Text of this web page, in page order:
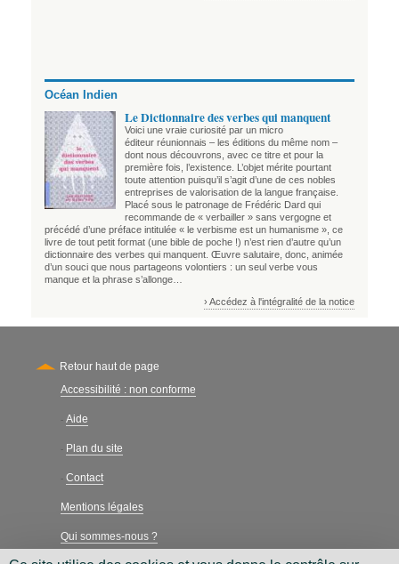
Océan Indien
Le Dictionnaire des verbes qui manquent
Voici une vraie curiosité par un micro
éditeur réunionnais – les éditions du même nom –
dont nous découvrons, avec ce titre et pour la
première fois, l’existence. L’objet mérite pourtant
toute attention puisqu’il s’agit d’une de ces nobles
entreprises de valorisation de la langue française.
Placé sous le patronage de Frédéric Dard qui
recommande de « verbailler » sans vergogne et
précédé d’une préface intitulée « le verbisme est un humanisme », ce
livre de tout petit format (une bible de poche !) n’est rien d’autre qu’un
dictionnaire des verbes qui manquent. Œuvre salutaire, donc, animée
d’un souci que nous partageons volontiers : un seul verbe vous
manque et la phrase s’allonge…
› Accédez à l'intégralité de la notice
Retour haut de page
Secondary
Accessibilité : non conforme
- Aide
- Plan du site
- Contact
Mentions légales
Qui sommes-nous ?